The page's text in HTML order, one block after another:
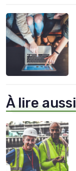
À lire aussi